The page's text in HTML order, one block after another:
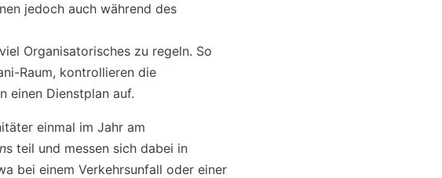
jedoch auch während des
Organisatorisches zu regeln. So
Raum, kontrollieren die
einen Dienstplan auf.
einmal im Jahr am
s teil und messen sich dabei in
bei einem Verkehrsunfall oder einer